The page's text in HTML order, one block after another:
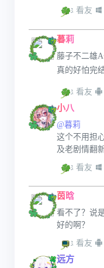
看友
暮莉
藤子不二雄
真的好怕完
看友
小八
@暮莉
这个不用担
及老剧情翻
看友
茵晗
看不了？说
好的啊？
看友
远方